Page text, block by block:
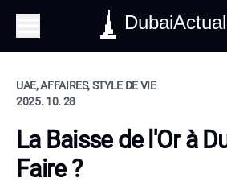
UAE, AFFAIRES, STYLE DE VIE
2025. 10. 28
La Baisse de l'Or à
Faire ?